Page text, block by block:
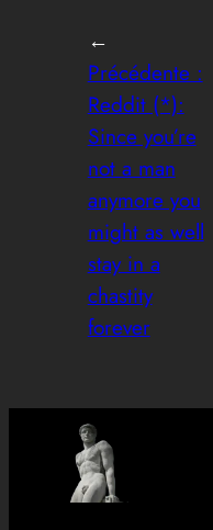
←
Précédente :
Reddit (*):
Since you’re
not a man
anymore you
might as well
stay in a
chastity
forever